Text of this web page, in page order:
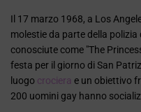
Il 17 marzo 1968, a Los
molestie da parte della polizia
conosciute come "The
festa per il giorno di San
luogo crociera e un obiettivo
200 uomini gay hanno